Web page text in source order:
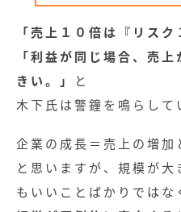
「売上１０倍は『リス
「利益が同じ場合、売
きい。」
と
木下氏は警鐘を鳴らして
企業の成長＝売上の増加
と思いますが、規模が
もいいことばかりではな